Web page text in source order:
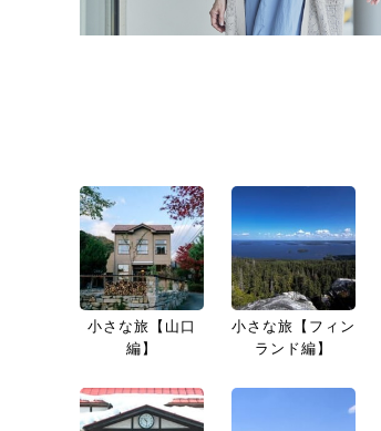
小さな旅【山口
編】
小さな旅【フィン
ランド編】